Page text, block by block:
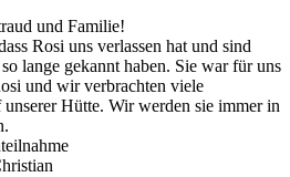
und Familie!
Rosi uns verlassen hat und sind
lange gekannt haben. Sie war für uns
und wir verbrachten viele
unserer Hütte. Wir werden sie immer in